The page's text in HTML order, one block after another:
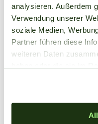
analysieren. Außerdem
Verwendung unserer
soziale Medien,
Partner führen diese
weiteren Daten